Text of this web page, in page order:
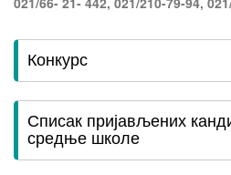
Конкурс
Списак пријављених
средње школе